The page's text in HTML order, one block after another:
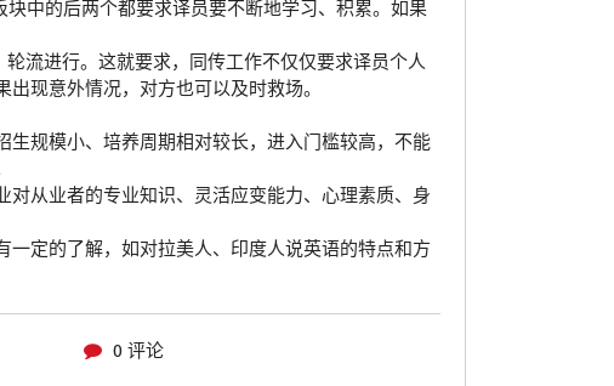
的后两个都要求译员要不断地学习、积累。如果
流进行。这就要求，同传工作不仅仅要求译员个人
现意外情况，对方也可以及时救场。
规模小、培养周期相对较长，进入门槛较高，不能
从业者的专业知识、灵活应变能力、心理素质、身
定的了解，如对拉美人、印度人说英语的特点和方
0 评论